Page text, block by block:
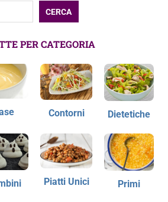
CERCA
PER CATEGORIA
Contorni Dietetiche
Piatti Unici Primi